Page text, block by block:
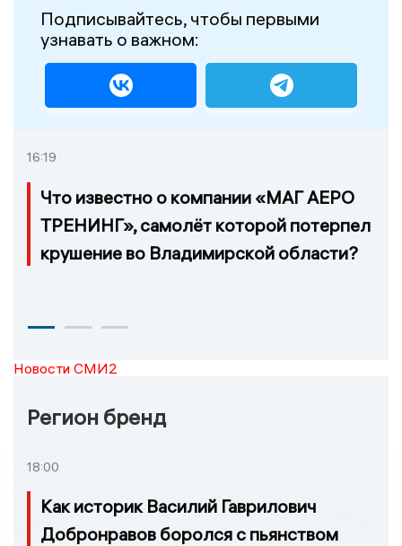
Подписывайтесь, чтобы первыми
узнавать о важном:
16:19
Что известно о компании «МАГ АЕРО
ТРЕНИНГ», самолёт которой потерпел
крушение во Владимирской области?
Новости СМИ2
Регион бренд
18:00
Как историк Василий Гаврилович
Добронравов боролся с пьянством